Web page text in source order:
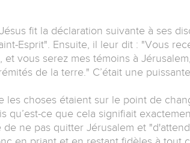
fit la déclaration suivante à ses
Esprit". Ensuite, il leur dit : "Vous
et vous serez mes témoins à
de la terre." C’était une
les choses étaient sur le point de
qu’est-ce que cela signifiait
de ne pas quitter Jérusalem et